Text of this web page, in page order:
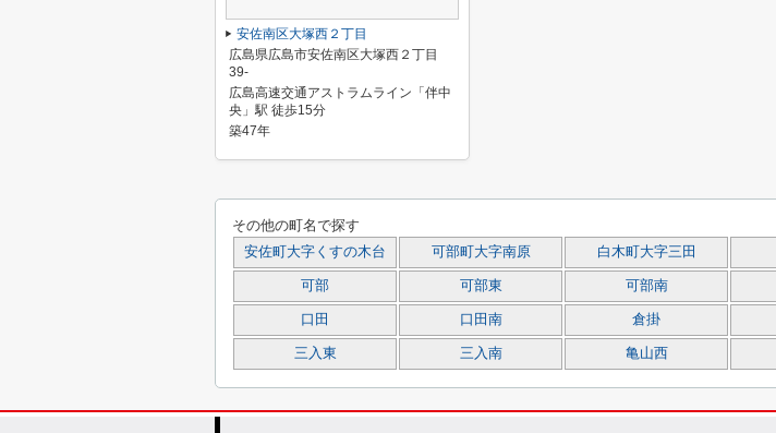
安佐南区大塚西２丁目
広島県広島市安佐南区大塚西２丁目
39-
広島高速交通アストラムライン「伴中
央」駅 徒歩15分
築47年
その他の町名で探す
安佐町大字くすの木台 可部町大字南原 白木町大字三田
可部 可部東 可部南
口田 口田南 倉掛
三入東 三入南 亀山西